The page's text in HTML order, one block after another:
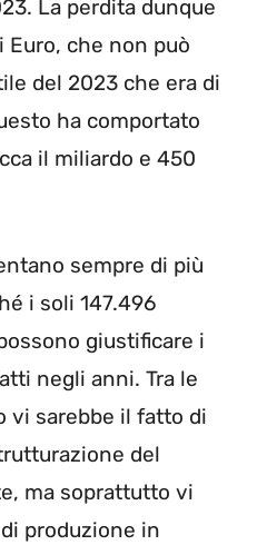
La perdita dunque
Euro, che non può
del 2023 che era di
ha comportato
il miliardo e 450
sempre di più
i soli 147.496
giustificare i
negli anni. Tra le
vi sarebbe il fatto di
del
ma soprattutto vi
produzione in